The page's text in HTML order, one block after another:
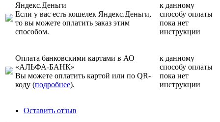
Яндекс.Деньги
Если у вас есть кошелек Яндекс.Деньги,
то вы можете оплатить заказ этим
способом.
к данному
способу оплаты
пока нет
инструкции
Оплата банковскими картами в АО
«АЛЬФА-БАНК»
Вы можете оплатить картой или по QR-
коду (подробнее).
к данному
способу оплаты
пока нет
инструкции
Оставить отзыв